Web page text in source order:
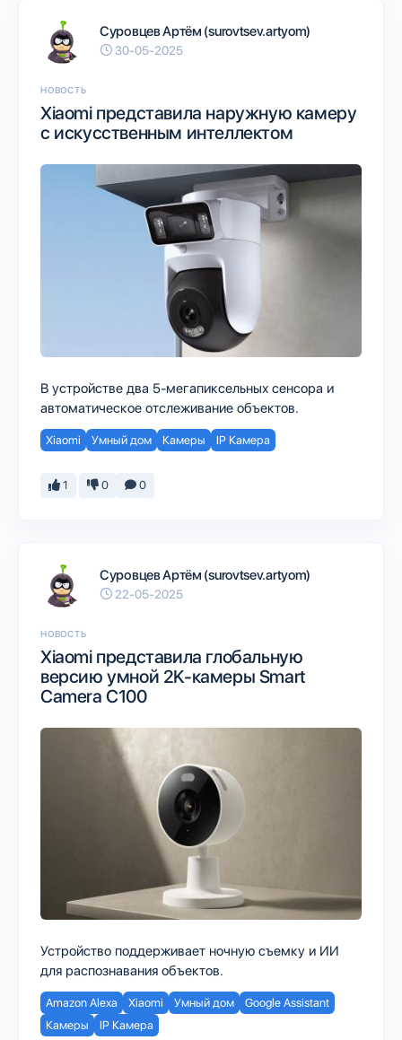
Суровцев Артём (surovtsev.artyom)
30-05-2025
НОВОСТЬ
Xiaomi представила наружную камеру
с искусственным интеллектом
В устройстве два 5-мегапиксельных сенсора и
автоматическое отслеживание объектов.
Xiaomi Умный дом Камеры IP Камера
1 0 0
Суровцев Артём (surovtsev.artyom)
22-05-2025
НОВОСТЬ
Xiaomi представила глобальную
версию умной 2K-камеры Smart
Camera C100
Устройство поддерживает ночную съемку и ИИ
для распознавания объектов.
Amazon Alexa Xiaomi Умный дом
Google Assistant
Камеры
IP Камера